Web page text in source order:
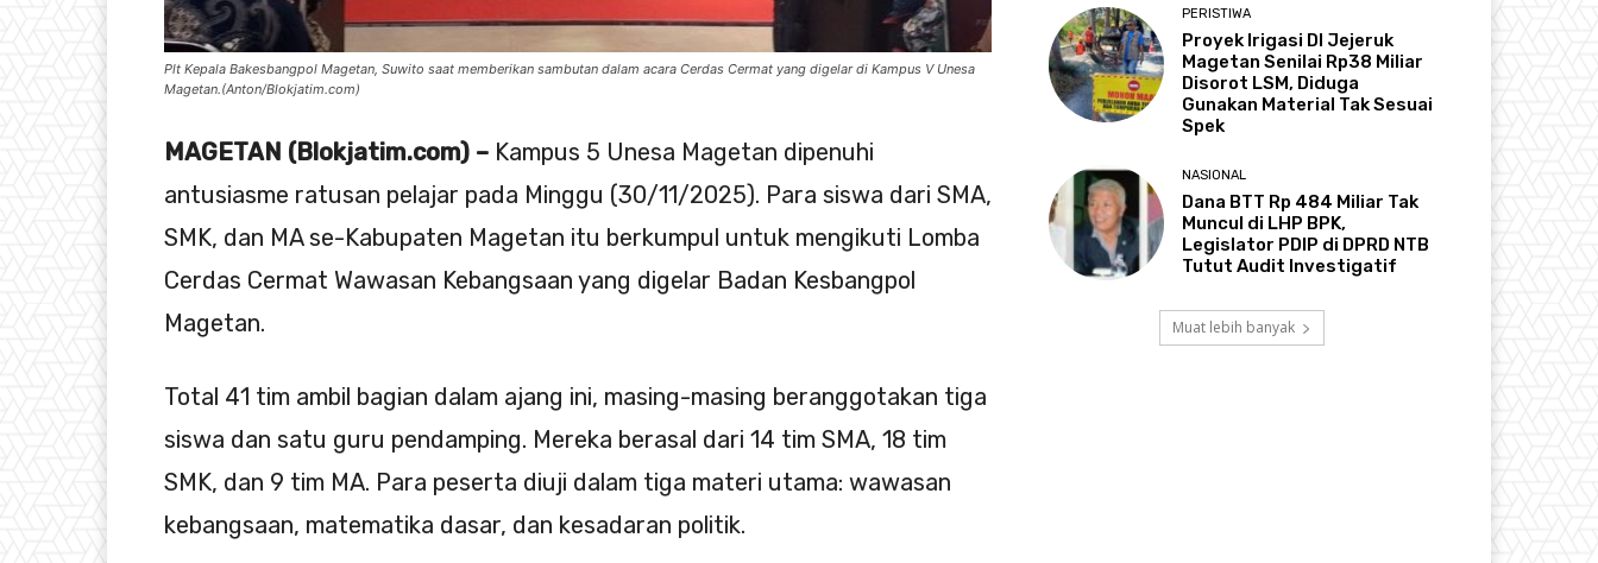
Plt Kepala Bakesbangpol Magetan, Suwito saat memberikan sambutan dalam acara Cerdas Cermat yang digelar di Kampus V Unesa
Magetan.(Anton/Blokjatim.com)
MAGETAN (Blokjatim.com) – Kampus 5 Unesa Magetan dipenuhi
antusiasme ratusan pelajar pada Minggu (30/11/2025). Para siswa dari SMA,
SMK, dan MA se-Kabupaten Magetan itu berkumpul untuk mengikuti Lomba
Cerdas Cermat Wawasan Kebangsaan yang digelar Badan Kesbangpol
Magetan.
Total 41 tim ambil bagian dalam ajang ini, masing-masing beranggotakan tiga
siswa dan satu guru pendamping. Mereka berasal dari 14 tim SMA, 18 tim
SMK, dan 9 tim MA. Para peserta diuji dalam tiga materi utama: wawasan
kebangsaan, matematika dasar, dan kesadaran politik.
PERISTIWA
Proyek Irigasi DI Jejeruk
Magetan Senilai Rp38 Miliar
Disorot LSM, Diduga
Gunakan Material Tak Sesuai
Spek
NASIONAL
Dana BTT Rp 484 Miliar Tak
Muncul di LHP BPK,
Legislator PDIP di DPRD NTB
Tutut Audit Investigatif
Muat lebih banyak